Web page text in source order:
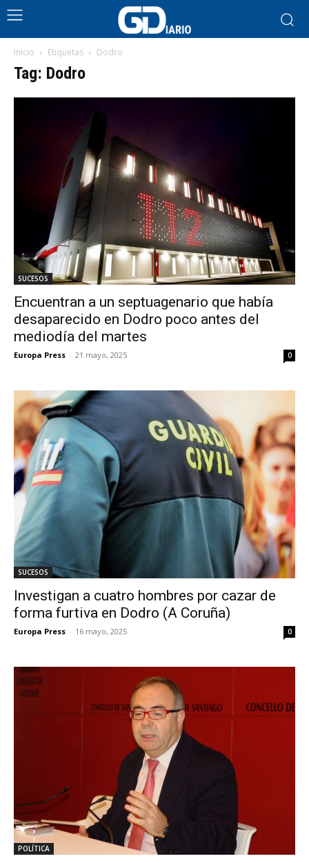
Inicio Etiquetas Dodro
Tag: Dodro
SUCESOS
Encuentran a un septuagenario que había
desaparecido en Dodro poco antes del
mediodía del martes
Europa Press - 21 mayo, 2025 0
SUCESOS
Investigan a cuatro hombres por cazar de
forma furtiva en Dodro (A Coruña)
Europa Press - 16 mayo, 2025 0
POLÍTICA